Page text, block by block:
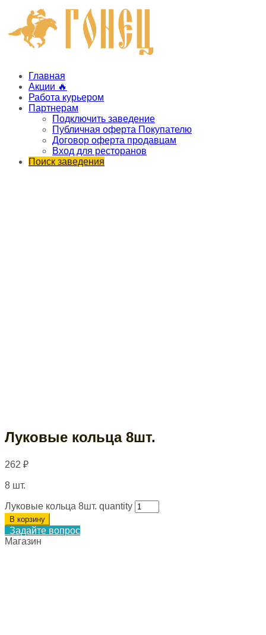
Главная
Акции 🔥
Работа курьером
Партнерам
Подключить заведение
Публичная оферта Покупателю
Договор оферта продавцам
Вход для ресторанов
Поиск заведения
Луковые кольца 8шт.
262 ₽
8 шт.
Луковые кольца 8шт. quantity
В корзину
Задайте вопрос
Магазин